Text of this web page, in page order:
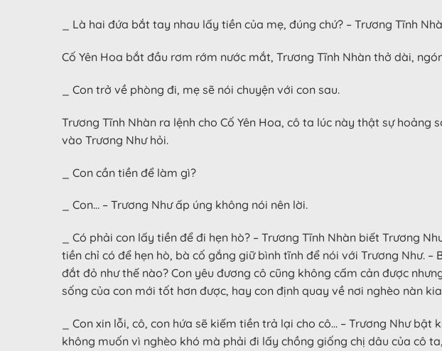
_ Là hai đứa bắt tay nhau lấy tiền của mẹ, đúng chứ? – Trương Tĩnh
Cố Yên Hoa bắt đầu rơm rớm nước mắt, Trương Tĩnh Nhàn thở dài,
_ Con trở về phòng đi, mẹ sẽ nói chuyện với con sau.
Trương Tĩnh Nhàn ra lệnh cho Cố Yên Hoa, cô ta lúc này thật sự hoảng
vào Trương Như hỏi.
_ Con cần tiền để làm gì?
_ Con… – Trương Như ấp úng không nói nên lời.
_ Có phải con lấy tiền để đi hẹn hò? – Trương Tĩnh Nhàn biết Trương
tiền chỉ có để hẹn hò, bà cố gắng giữ bình tĩnh để nói với Trương Như.
đắt đỏ như thế nào? Con yêu đương cô cũng không cấm cản được
sống của con mới tốt hơn được, hay con định quay về nơi nghèo nàn
_ Con xin lỗi, cô, con hứa sẽ kiếm tiền trả lại cho cô… – Trương Như
không muốn vì nghèo khó mà phải đi lấy chồng giống chị dâu của cô